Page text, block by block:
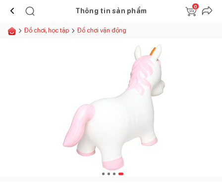
Thông tin sản phẩm
0
Đồ chơi, học tập Đồ chơi vận động